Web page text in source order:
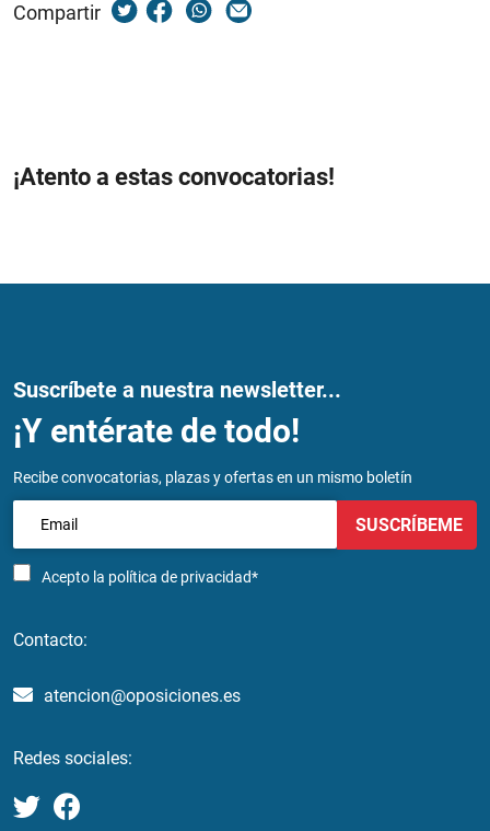
Compartir
¡Atento a estas convocatorias!
Suscríbete a nuestra newsletter...
¡Y entérate de todo!
Recibe convocatorias, plazas y ofertas en un mismo boletín
Acepto la política de privacidad*
SUSCRÍBEME
Contacto:
atencion@oposiciones.es
Redes sociales: